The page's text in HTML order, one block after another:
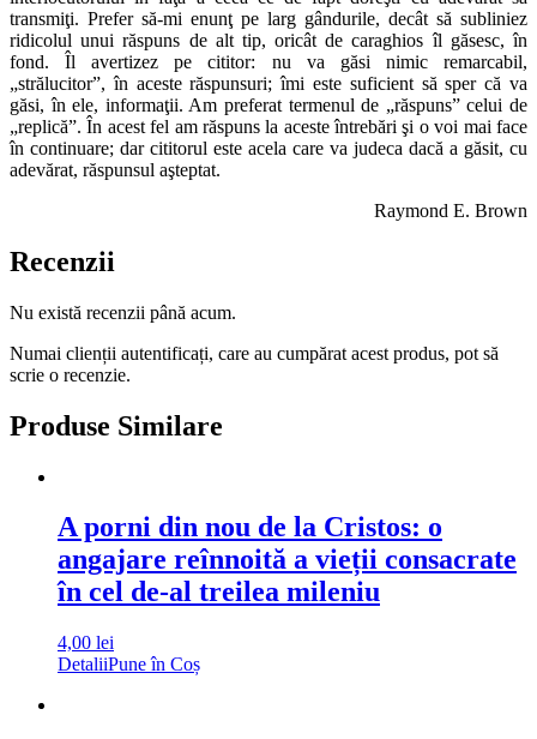
transmiţi. Prefer să-mi enunţ pe larg gândurile, decât să subliniez
ridicolul unui răspuns de alt tip, oricât de caraghios îl găsesc, în
fond. Îl avertizez pe cititor: nu va găsi nimic remarcabil,
„strălucitor”, în aceste răspunsuri; îmi este suficient să sper că va
găsi, în ele, informaţii. Am preferat termenul de „răspuns” celui de
„replică”. În acest fel am răspuns la aceste întrebări şi o voi mai face
în continuare; dar cititorul este acela care va judeca dacă a găsit, cu
adevărat, răspunsul aşteptat.
Raymond E. Brown
Recenzii
Nu există recenzii până acum.
Numai clienții autentificați, care au cumpărat acest produs, pot să
scrie o recenzie.
Produse Similare
A porni din nou de la Cristos: o
angajare reînnoită a vieții consacrate
în cel de-al treilea mileniu
4,00 lei
DetaliiPune în Coș